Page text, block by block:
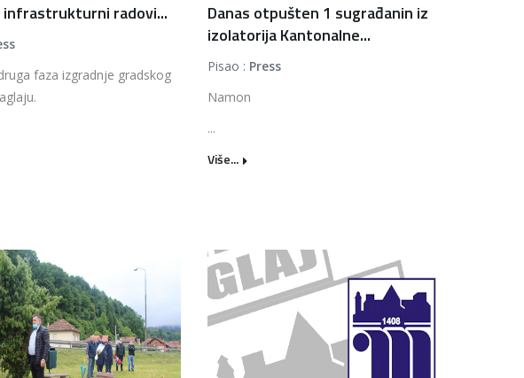
radovi...
faza izgradnje gradskog
Danas otpušten 1 sugrađanin iz
izolatorija Kantonalne...
Pisao : Press
Namon
...
Više...